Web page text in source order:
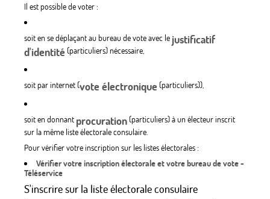
Il est possible de voter :
soit en se déplaçant au bureau de vote avec le justificatif
d'identité(particuliers) nécessaire,
soit par internet (vote électronique(particuliers)),
soit en donnant procuration(particuliers) à un électeur inscrit
sur la même liste électorale consulaire.
Pour vérifier votre inscription sur les listes électorales :
Vérifier votre inscription électorale et votre bureau de vote -
Téléservice
S'inscrire sur la liste électorale consulaire